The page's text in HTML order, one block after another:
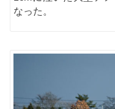
なった。